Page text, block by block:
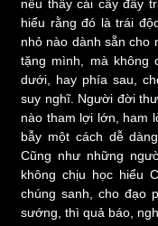
nếu thấy cái cây đầy
hiểu rằng đó là trái
nhỏ nào dành sẵn cho
tặng mình, mà không
dưới, hay phía sau,
suy nghĩ. Người đời
nào tham lợi lớn, ham
bẫy một cách dễ
Cũng như những
không chịu học hiểu
chúng sanh, cho đạo
sướng, thì quả báo,